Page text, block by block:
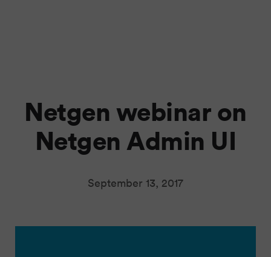
Netgen webinar on
Netgen Admin UI
September 13, 2017